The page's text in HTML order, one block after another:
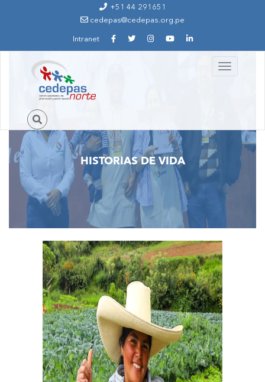
+51 44 291651
cedepas@cedepas.org.pe
Intranet
Toggle
navigation
HISTORIAS DE VIDA